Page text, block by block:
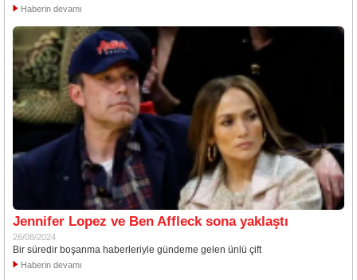
Haberin devamı
Jennifer Lopez ve Ben Affleck sona yaklaştı
26/08/2024
Bir süredir boşanma haberleriyle gündeme gelen ünlü çift
Haberin devamı